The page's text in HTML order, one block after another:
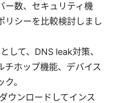
ー数、セキュリティ機
リシーを比較検討しまし
して、DNS leak対策、
チホップ機能、デバイス
。
ウンロードしてインス